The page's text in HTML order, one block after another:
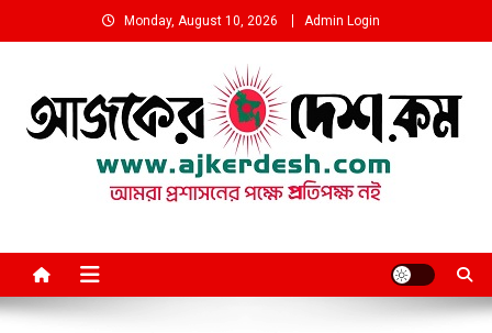
to
Monday, August 10, 2026 Admin Login